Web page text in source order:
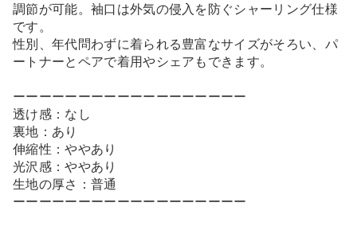
調節が可能。袖口は外気の侵入を防ぐシャーリング仕様
です。
性別、年代問わずに着られる豊富なサイズがそろい、パ
ートナーとペアで着用やシェアもできます。
ーーーーーーーーーーーーーーーーーー
透け感：なし
裏地：あり
伸縮性：ややあり
光沢感：ややあり
生地の厚さ：普通
ーーーーーーーーーーーーーーーーーー